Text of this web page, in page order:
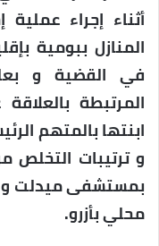
أثناء إجراء
المنازل ببومية
في القضية و
المرتبطة
و ترتيبات التخلص
بمستشفى ميدلت
محلي بأزرو.